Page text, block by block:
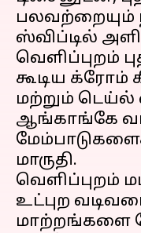
பலவற்றையும்
ஸ்விப்டில்
வெளிப்புறம்
கூடிய க்ரோம்
மற்றும் டெய்ல்
ஆங்காங்கே
மாருதி.
வெளிப்புறம்
உட்புற
மாற்றங்களை